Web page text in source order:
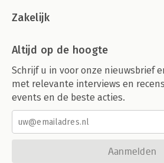
Zakelijk
Altijd op de hoogte
Schrijf u in voor onze nieuwsbrief
met relevante interviews en
events en de beste acties.
Aanmelden